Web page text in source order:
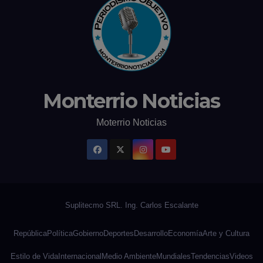
Monterrio Noticias
Moterrio Noticias
RepúblicaPolíticaGobiernoDeportes DesarrolloEconomíaArte y Cultura
Estilo de VidaInternacional Medio AmbienteMundialesTendenciasVideos